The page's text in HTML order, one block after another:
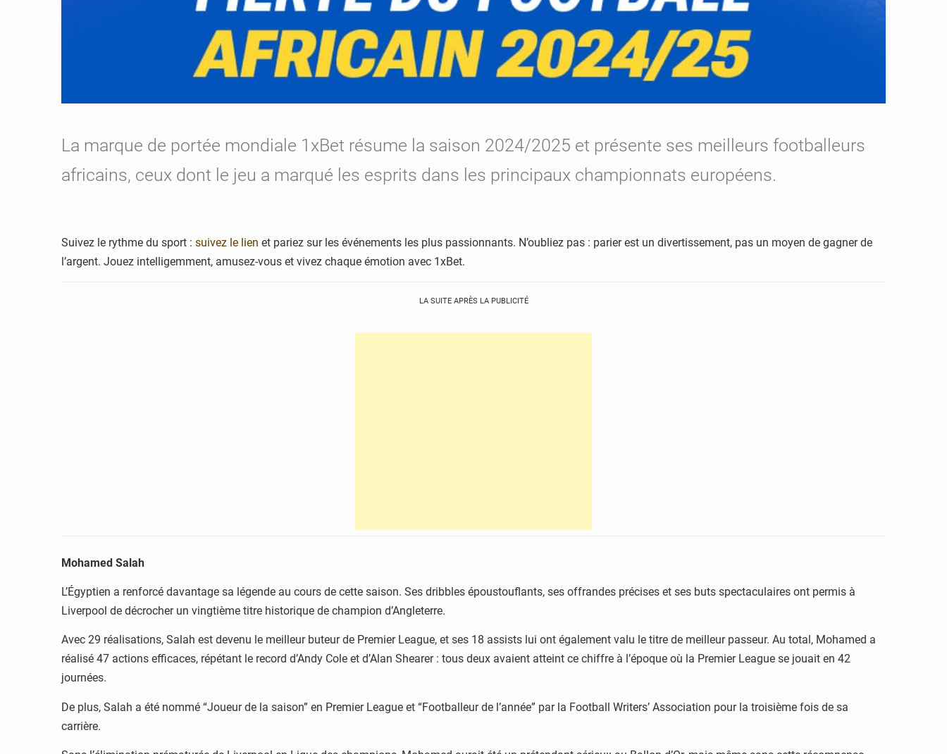
La marque de portée mondiale 1xBet résume la saison 2024/2025 et présente ses meilleurs footballeurs
africains, ceux dont le jeu a marqué les esprits dans les principaux championnats européens.
Suivez le rythme du sport : suivez le lien et pariez sur les événements les plus passionnants. N’oubliez pas : parier est un divertissement, pas un moyen de gagner de
l’argent. Jouez intelligemment, amusez-vous et vivez chaque émotion avec 1xBet.
LA SUITE APRÈS LA PUBLICITÉ
Mohamed Salah
L’Égyptien a renforcé davantage sa légende au cours de cette saison. Ses dribbles époustouflants, ses offrandes précises et ses buts spectaculaires ont permis à
Liverpool de décrocher un vingtième titre historique de champion d’Angleterre.
Avec 29 réalisations, Salah est devenu le meilleur buteur de Premier League, et ses 18 assists lui ont également valu le titre de meilleur passeur. Au total, Mohamed a
réalisé 47 actions efficaces, répétant le record d’Andy Cole et d’Alan Shearer : tous deux avaient atteint ce chiffre à l’époque où la Premier League se jouait en 42
journées.
De plus, Salah a été nommé “Joueur de la saison” en Premier League et “Footballeur de l’année” par la Football Writers’ Association pour la troisième fois de sa
carrière.